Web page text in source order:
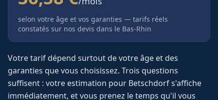
selon votre âge et vos garanties — tarifs réels
constatés sur nos devis dans le Bas-Rhin
Votre tarif dépend surtout de votre âge et des
garanties que vous choisissez. Trois questions
suffisent : votre estimation pour Betschdorfs'affiche
immédiatement, et vous prenez le temps qu'il vous